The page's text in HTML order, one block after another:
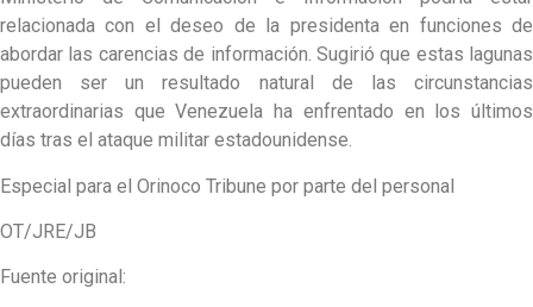
relacionada con el deseo de la presidenta en funciones de
abordar las carencias de información. Sugirió que estas lagunas
pueden ser un resultado natural de las circunstancias
extraordinarias que Venezuela ha enfrentado en los últimos
días tras el ataque militar estadounidense.
Especial para el Orinoco Tribune por parte del personal
OT/JRE/JB
Fuente original: